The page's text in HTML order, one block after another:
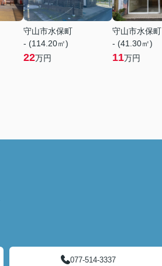
守山市水保町
- (114.20㎡)
22万円
守山市水保町
- (41.30㎡)
11万円
077-514-3337